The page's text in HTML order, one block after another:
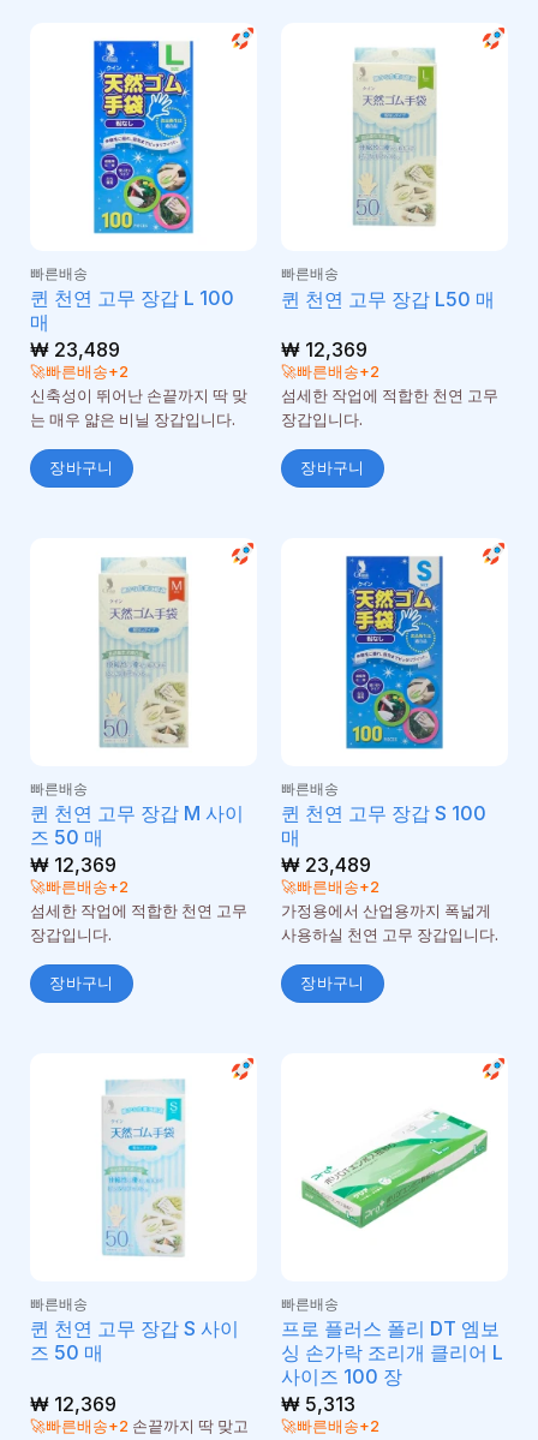
빠른배송
퀸 천연 고무 장갑 L 100
매
₩23,489
🚀빠른배송+2
신축성이 뛰어난 손끝까지 딱 맞
는 매우 얇은 비닐 장갑입니다.
장바구니
빠른배송
퀸 천연 고무 장갑 L50 매
₩12,369
🚀빠른배송+2
섬세한 작업에 적합한 천연 고무
장갑입니다.
장바구니
빠른배송
퀸 천연 고무 장갑 M 사이
즈 50 매
₩12,369
🚀빠른배송+2
섬세한 작업에 적합한 천연 고무
장갑입니다.
장바구니
빠른배송
퀸 천연 고무 장갑 S 100
매
₩23,489
🚀빠른배송+2
가정용에서 산업용까지 폭넓게
사용하실 천연 고무 장갑입니다.
장바구니
빠른배송
퀸 천연 고무 장갑 S 사이
즈 50 매
₩12,369
🚀빠른배송+2손끝까지 딱 맞고
빠른배송
프로 플러스 폴리 DT 엠보
싱 손가락 조리개 클리어 L
사이즈 100 장
₩5,313
🚀빠른배송+2